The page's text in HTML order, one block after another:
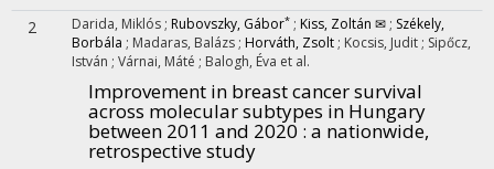
2 Darida, Miklós ; Rubovszky, Gábor* ; Kiss, Zoltán ✉ ; Székely,
Borbála ; Madaras, Balázs ; Horváth, Zsolt ; Kocsis, Judit ; Sipőcz,
István ; Várnai, Máté ; Balogh, Éva et al.
Improvement in breast cancer survival
across molecular subtypes in Hungary
between 2011 and 2020 : a nationwide,
retrospective study